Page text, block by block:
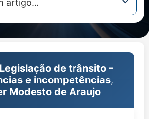
de trânsito –
e incompetências,
Modesto de Araujo